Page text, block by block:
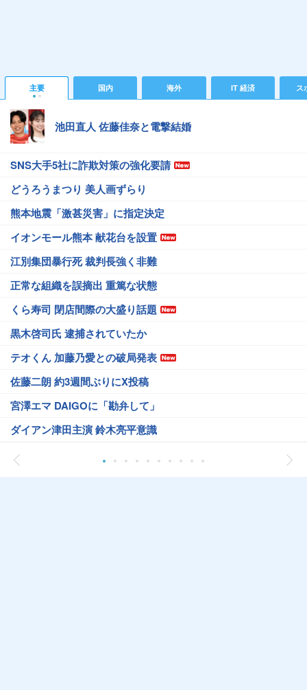
主要 国内 海外 IT 経済 ス
池田直人 佐藤佳奈と電撃結婚
SNS大手5社に詐欺対策の強化要請
どうろうまつり 美人画ずらり
熊本地震「激甚災害」に指定決定
イオンモール熊本 献花台を設置
江別集団暴行死 裁判長強く非難
正常な組織を誤摘出 重篤な状態
くら寿司 閉店間際の大盛り話題
黒木啓司氏 逮捕されていたか
テオくん 加藤乃愛との破局発表
佐藤二朗 約3週間ぶりにX投稿
宮澤エマ DAIGOに「勘弁して」
ダイアン津田主演 鈴木亮平意識